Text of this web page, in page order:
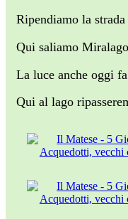
Ripendiamo la
Qui saliamo
La luce anche oggi
Qui al lago